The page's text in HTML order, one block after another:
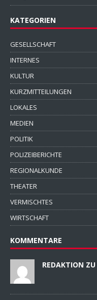
KATEGORIEN
GESELLSCHAFT
INTERNES
KULTUR
KURZMITTEILUNGEN
LOKALES
MEDIEN
POLITIK
POLIZEIBERICHTE
REGIONALKUNDE
THEATER
VERMISCHTES
WIRTSCHAFT
KOMMENTARE
REDAKTION ZU